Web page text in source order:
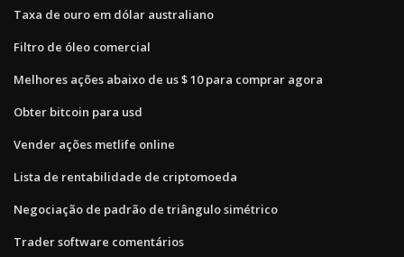
Taxa de ouro em dólar australiano
Filtro de óleo comercial
Melhores ações abaixo de us $ 10 para comprar agora
Obter bitcoin para usd
Vender ações metlife online
Lista de rentabilidade de criptomoeda
Negociação de padrão de triângulo simétrico
Trader software comentários